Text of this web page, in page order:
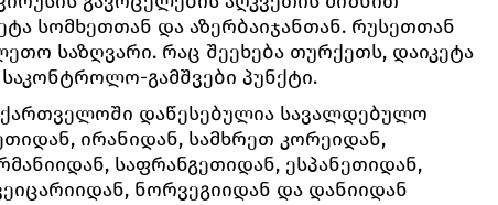
სომხეთთან და აზერბაიჯანთან. რუსეთთან
საზღვარი. რაც შეეხება თურქეთს, დაიკეტა
გამშვები პუნქტი.
დაწესებულია სავალდებულო
ირანიდან, სამხრეთ კორეიდან,
საფრანგეთიდან, ესპანეთიდან,
ნორვეგიიდან და დანიიდან